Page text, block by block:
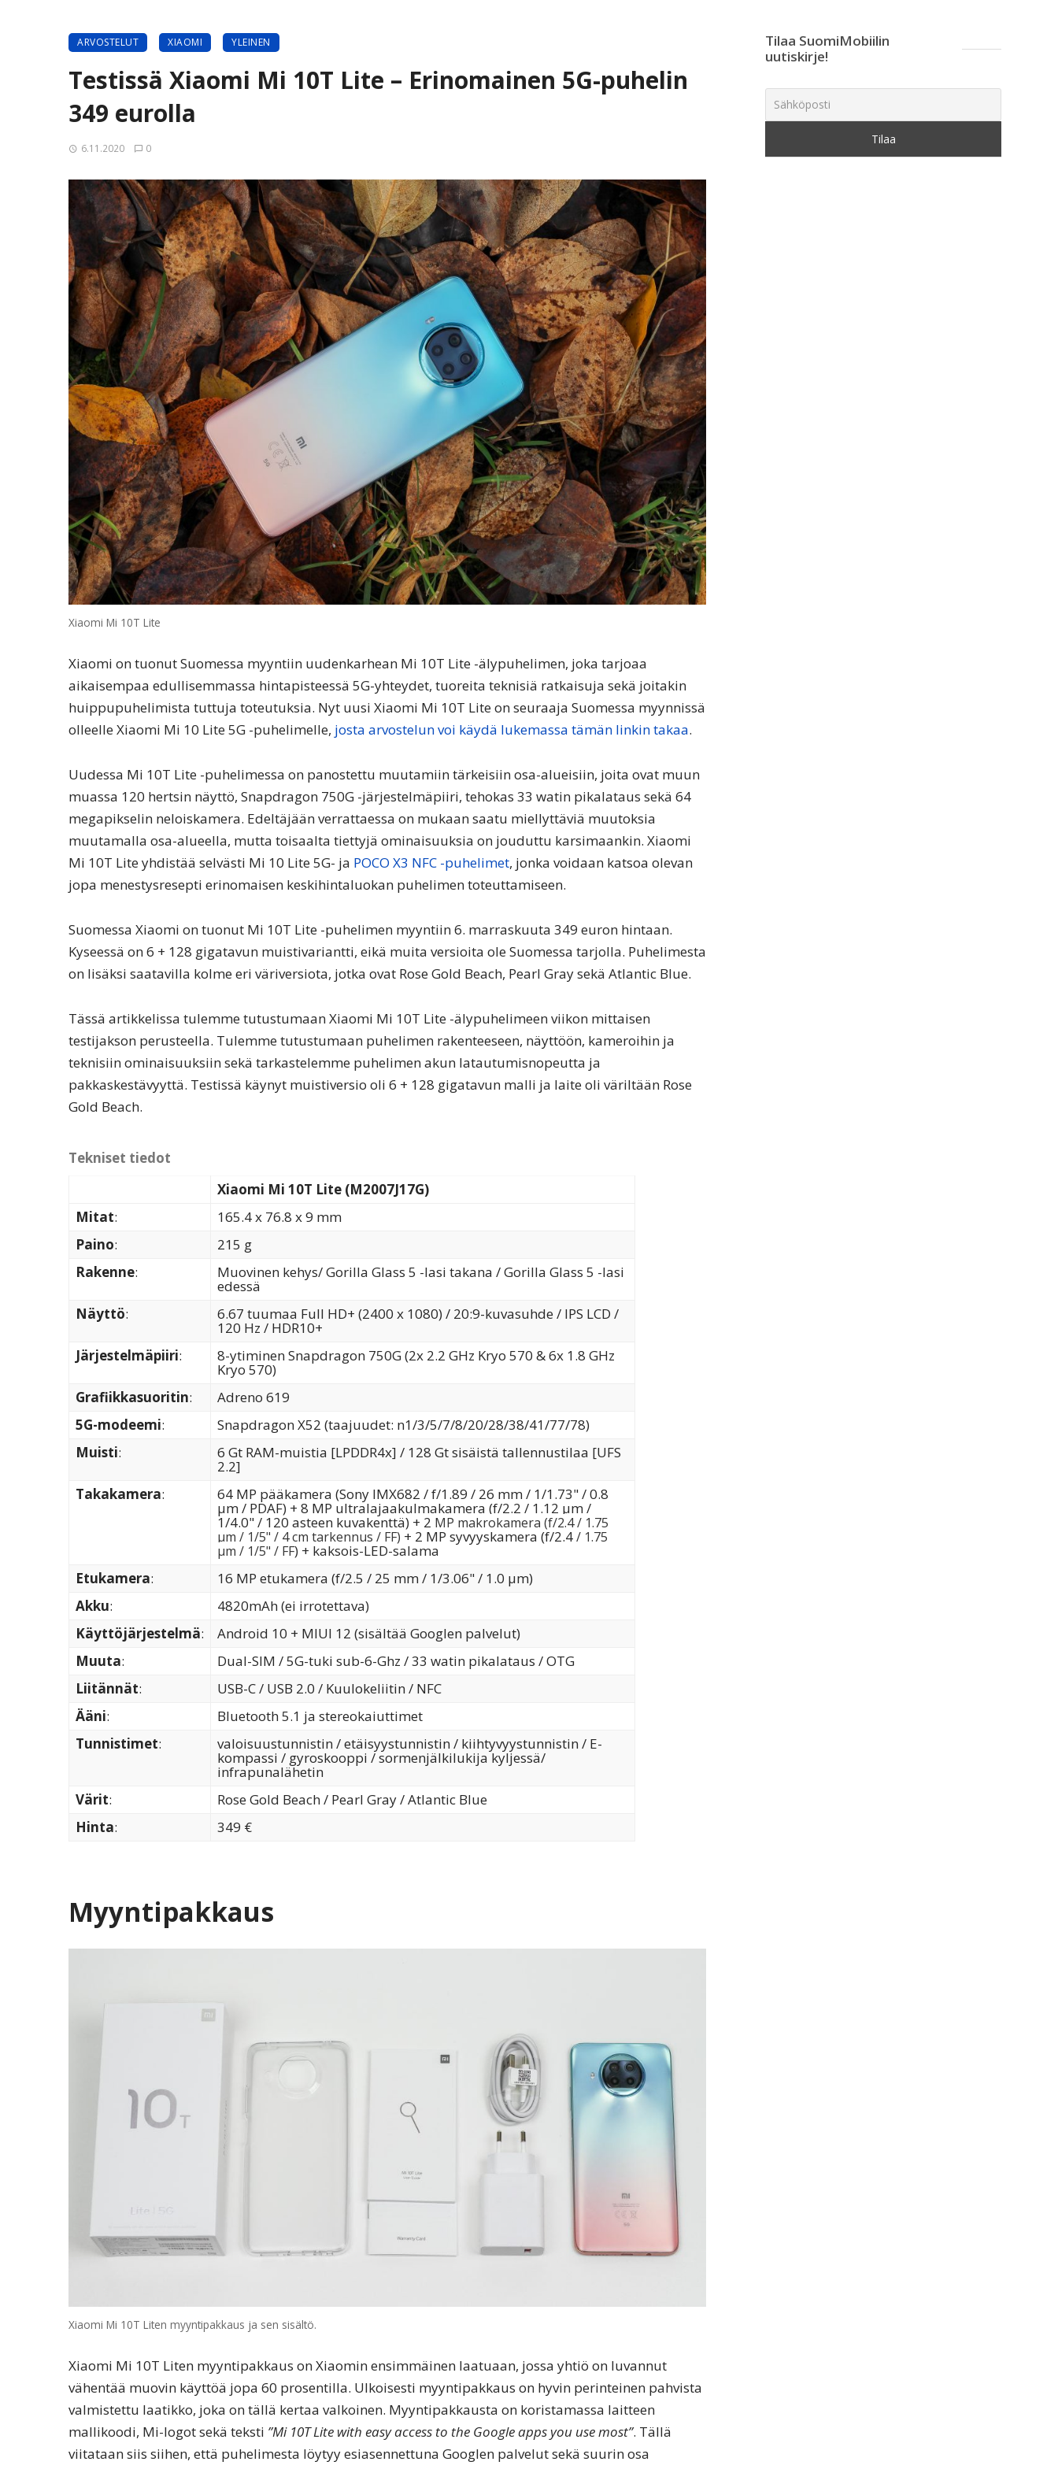
ARVOSTELUT XIAOMI YLEINEN
Testissä Xiaomi Mi 10T Lite – Erinomainen 5G-puhelin
349 eurolla
6.11.2020 0
Xiaomi Mi 10T Lite
Xiaomi on tuonut Suomessa myyntiin uudenkarhean Mi 10T Lite -älypuhelimen, joka tarjoaa
aikaisempaa edullisemmassa hintapisteessä 5G-yhteydet, tuoreita teknisiä ratkaisuja sekä joitakin
huippupuhelimista tuttuja toteutuksia. Nyt uusi Xiaomi Mi 10T Lite on seuraaja Suomessa myynnissä
olleelle Xiaomi Mi 10 Lite 5G -puhelimelle, josta arvostelun voi käydä lukemassa tämän linkin takaa.
Uudessa Mi 10T Lite -puhelimessa on panostettu muutamiin tärkeisiin osa-alueisiin, joita ovat muun
muassa 120 hertsin näyttö, Snapdragon 750G -järjestelmäpiiri, tehokas 33 watin pikalataus sekä 64
megapikselin neloiskamera. Edeltäjään verrattaessa on mukaan saatu miellyttäviä muutoksia
muutamalla osa-alueella, mutta toisaalta tiettyjä ominaisuuksia on jouduttu karsimaankin. Xiaomi
Mi 10T Lite yhdistää selvästi Mi 10 Lite 5G- ja POCO X3 NFC -puhelimet, jonka voidaan katsoa olevan
jopa menestysresepti erinomaisen keskihintaluokan puhelimen toteuttamiseen.
Suomessa Xiaomi on tuonut Mi 10T Lite -puhelimen myyntiin 6. marraskuuta 349 euron hintaan.
Kyseessä on 6 + 128 gigatavun muistivariantti, eikä muita versioita ole Suomessa tarjolla. Puhelimesta
on lisäksi saatavilla kolme eri väriversiota, jotka ovat Rose Gold Beach, Pearl Gray sekä Atlantic Blue.
Tässä artikkelissa tulemme tutustumaan Xiaomi Mi 10T Lite -älypuhelimeen viikon mittaisen
testijakson perusteella. Tulemme tutustumaan puhelimen rakenteeseen, näyttöön, kameroihin ja
teknisiin ominaisuuksiin sekä tarkastelemme puhelimen akun latautumisnopeutta ja
pakkaskestävyyttä. Testissä käynyt muistiversio oli 6 + 128 gigatavun malli ja laite oli väriltään Rose
Gold Beach.
Tekniset tiedot
Xiaomi Mi 10T Lite (M2007J17G)
Mitat:
165.4 x 76.8 x 9 mm
Paino:
215 g
Rakenne: Muovinen kehys/ Gorilla Glass 5 -lasi takana / Gorilla Glass 5 -lasi
edessä
Näyttö: 6.67 tuumaa Full HD+ (2400 x 1080) / 20:9-kuvasuhde / IPS LCD /
120 Hz / HDR10+
Järjestelmäpiiri: 8-ytiminen Snapdragon 750G (2x 2.2 GHz Kryo 570 & 6x 1.8 GHz
Kryo 570)
Grafiikkasuoritin:
Adreno 619
5G-modeemi:
Snapdragon X52 (taajuudet: n1/3/5/7/8/20/28/38/41/77/78)
Muisti: 6 Gt RAM-muistia [LPDDR4x] / 128 Gt sisäistä tallennustilaa [UFS
2.2]
Takakamera: 64 MP pääkamera (Sony IMX682 / f/1.89 / 26 mm / 1/1.73" / 0.8
µm / PDAF) + 8 MP ultralajaakulmakamera (f/2.2 / 1.12 µm /
1/4.0" / 120 asteen kuvakenttä) + 2 MP makrokamera (f/2.4 / 1.75
µm / 1/5" / 4 cm tarkennus / FF) + 2 MP syvyyskamera (f/2.4/ 1.75
µm / 1/5" / FF) + kaksois-LED-salama
Etukamera:
16 MP etukamera (f/2.5 / 25 mm / 1/3.06" / 1.0 µm)
Akku:
4820mAh (ei irrotettava)
Käyttöjärjestelmä:
Android 10 + MIUI 12 (sisältää Googlen palvelut)
Muuta:
Dual-SIM / 5G-tuki sub-6-Ghz / 33 watin pikalataus / OTG
Liitännät:
USB-C / USB 2.0 / Kuulokeliitin / NFC
Ääni:
Bluetooth 5.1 ja stereokaiuttimet
Tunnistimet: valoisuustunnistin / etäisyystunnistin / kiihtyvyystunnistin / E-
kompassi / gyroskooppi / sormenjälkilukija kyljessä/
infrapunalähetin
Värit:
Rose Gold Beach / Pearl Gray / Atlantic Blue
Hinta: 349 €
Myyntipakkaus
Xiaomi Mi 10T Liten myyntipakkaus ja sen sisältö.
Xiaomi Mi 10T Liten myyntipakkaus on Xiaomin ensimmäinen laatuaan, jossa yhtiö on luvannut
vähentää muovin käyttöä jopa 60 prosentilla. Ulkoisesti myyntipakkaus on hyvin perinteinen pahvista
valmistettu laatikko, joka on tällä kertaa valkoinen. Myyntipakkausta on koristamassa laitteen
mallikoodi, Mi-logot sekä teksti ”Mi 10T Lite with easy access to the Google apps you use most”. Tällä
viitataan siis siihen, että puhelimesta löytyy esiasennettuna Googlen palvelut sekä suurin osa
Tilaa SuomiMobiilin
uutiskirje!